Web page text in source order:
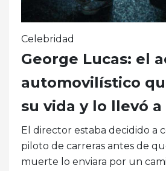
Celebridad
George Lucas: el
automovilístico
su vida y lo llevó a
El director estaba decidido a
piloto de carreras antes de
muerte lo enviara por un